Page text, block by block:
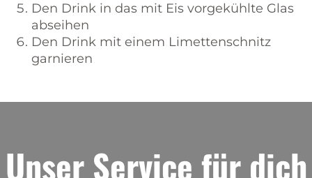
Den Drink in das mit Eis vorgekühlte Glas
abseihen
Den Drink mit einem Limettenschnitz
garnieren
Unser Service für dich